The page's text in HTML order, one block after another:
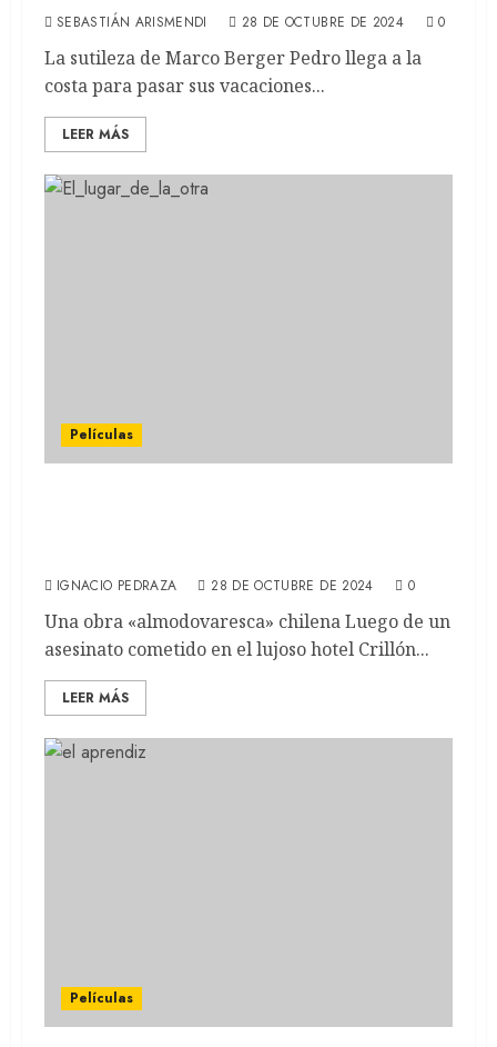
SEBASTIÁN ARISMENDI 28 DE OCTUBRE DE 2024 0
La sutileza de Marco Berger Pedro llega a la
costa para pasar sus vacaciones...
LEER MÁS
Películas
IGNACIO PEDRAZA 28 DE OCTUBRE DE 2024 0
Una obra «almodovaresca» chilena Luego de un
asesinato cometido en el lujoso hotel Crillón...
LEER MÁS
Películas